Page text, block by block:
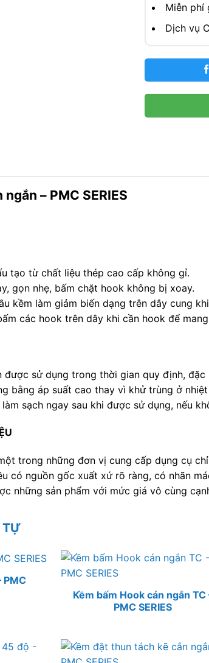
Miễn phí
Dịch vụ
– PMC SERIES
tạo từ chất liệu thép cao cấp không gỉ.
gọn nhẹ, bấm chặt hook không bị xoay.
kềm làm giảm biến dạng trên dây cung
các hook trên dây khi cần hook để
được sử dụng trong thời gian quy định, đặc
bằng áp suất cao thay vì khử trùng ở
sạch ngay sau khi được sử dụng, nếu
trong những đơn vị cung cấp dụng cụ
có nguồn gốc xuất xứ rõ ràng, có nhãn
những sản phẩm với mức giá vô cùng
TỰ
PMC
Kềm bấm Hook cán ngắn TC
PMC SERIES